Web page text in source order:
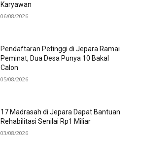
Karyawan
06/08/2026
Pendaftaran Petinggi di Jepara Ramai
Peminat, Dua Desa Punya 10 Bakal
Calon
05/08/2026
17 Madrasah di Jepara Dapat Bantuan
Rehabilitasi Senilai Rp1 Miliar
03/08/2026